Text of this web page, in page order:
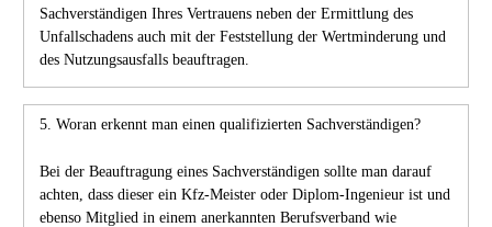
Sachverständigen Ihres Vertrauens neben der Ermittlung des
Unfallschadens auch mit der Feststellung der Wertminderung und
des Nutzungsausfalls beauftragen.
5. Woran erkennt man einen qualifizierten Sachverständigen?
Bei der Beauftragung eines Sachverständigen sollte man darauf
achten, dass dieser ein Kfz-Meister oder Diplom-Ingenieur ist und
ebenso Mitglied in einem anerkannten Berufsverband wie